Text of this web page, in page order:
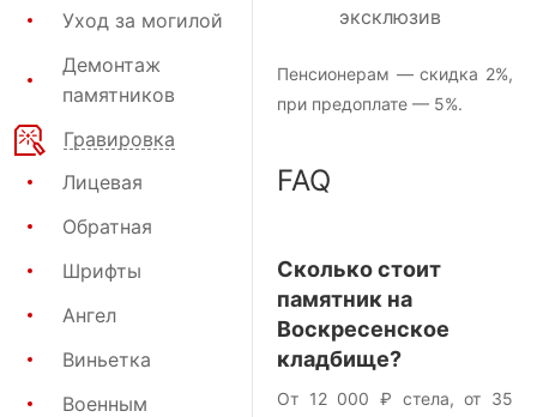
Уход за могилой
Демонтаж
памятников
Гравировка
Лицевая
Обратная
Шрифты
Ангел
Виньетка
Военным
эксклюзив
Пенсионерам — скидка 2%,
при предоплате — 5%.
FAQ
Сколько стоит
памятник на
Воскресенское
кладбище?
От 12 000 ₽ стела, от 35